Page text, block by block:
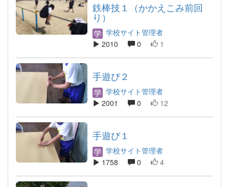
鉄棒技１（かかえこみ前回
り）
学校サイト管理者
2010
0 1
手遊び２
学校サイト管理者
2001
0 12
手遊び１
学校サイト管理者
1758
0 4